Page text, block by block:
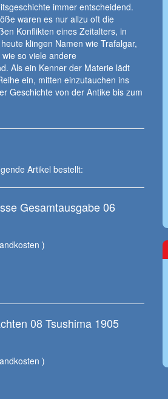
immer entscheidend.
waren es nur allzu oft die
Konflikten eines Zeitalters, in
klingen Namen wie Trafalgar,
so viele andere
Als ein Kenner der Materie lädt
ein, mitten einzutauchen ins
Geschichte von der Antike bis zum
Artikel bestellt:
Gesamtausgabe 06
)
08 Tsushima 1905
)